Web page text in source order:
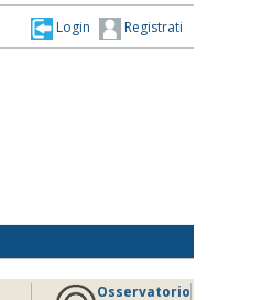
Registrati
Login
Osservatorio